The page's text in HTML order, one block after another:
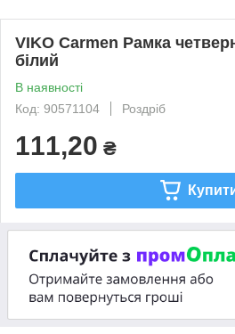
VIKO Carmen Рамка
білий
В наявності
Код: 90571104
Роздріб
111,20 ₴